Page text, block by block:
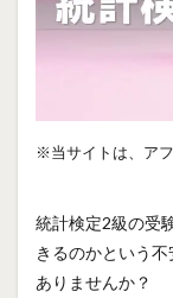
※当サイトは、ア
統計検定2級の受
きるのかという
ありませんか？